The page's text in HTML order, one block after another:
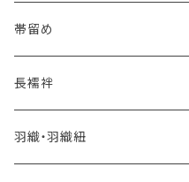
おとなの浴衣(有松 鳴海絞り)
自宅で洗える！本麻長襦袢
憧れの高級カジュアル帯
夏・単衣用(夏帯)
- 紬帯・自然布
- 琉球帯
- 染め帯
- 細平唐組 (7mmスリム帯締め)
- 田中節子
- おびやオリジナル
- 京都 三浦清商店
- 大津工房 荒尾ちどり
帯留め
-おびやオリジナル
長襦袢
羽織・羽織紐